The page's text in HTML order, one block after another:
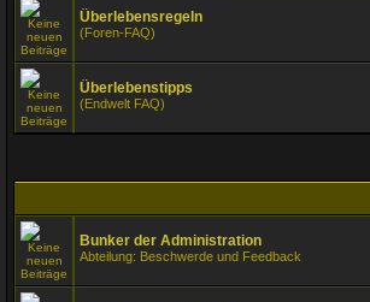
Überlebensregeln
(Foren-FAQ)
Überlebenstipps
(Endwelt FAQ)
Bunker der Administration
Abteilung: Beschwerde und Feedback